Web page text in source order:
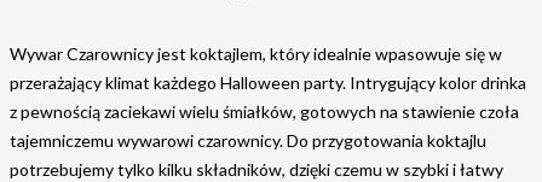
Wywar Czarownicy jest koktajlem, który idealnie wpasowuje się w
przerażający klimat każdego Halloween party. Intrygujący kolor drinka
z pewnością zaciekawi wielu śmiałków, gotowych na stawienie czoła
tajemniczemu wywarowi czarownicy. Do przygotowania koktajlu
potrzebujemy tylko kilku składników, dzięki czemu w szybki i łatwy